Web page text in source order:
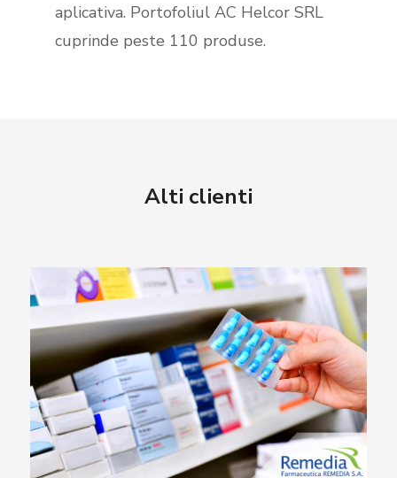
aplicativa. Portofoliul AC Helcor SRL
cuprinde peste 110 produse.
Alti clienti